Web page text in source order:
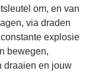
om, en van
via draden
explosie
bewegen,
draaien en jouw